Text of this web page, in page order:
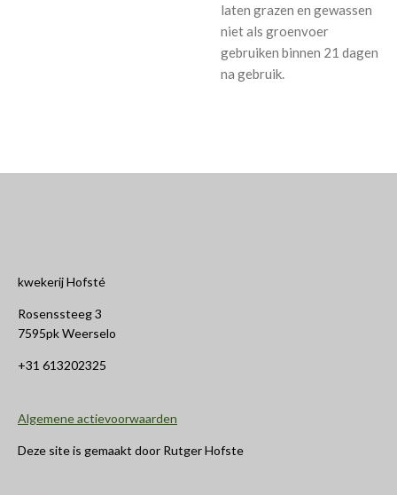
laten grazen en gewassen
niet als groenvoer
gebruiken binnen 21 dagen
na gebruik.
kwekerij Hofsté
Rosenssteeg 3
7595pk Weerselo
+31 613202325
Algemene actievoorwaarden
Deze site is gemaakt door Rutger Hofste